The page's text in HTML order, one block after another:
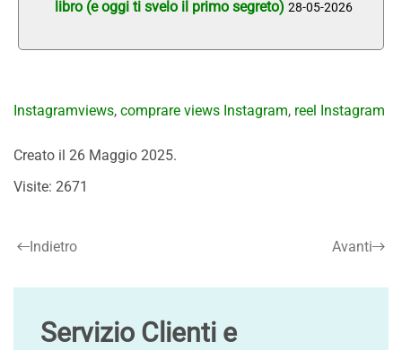
libro (e oggi ti svelo il primo segreto) 28-05-2026
Instagramviews, comprare views Instagram, reel Instagram
Creato il 26 Maggio 2025.
Visite: 2671
Indietro Avanti
Servizio Clienti e